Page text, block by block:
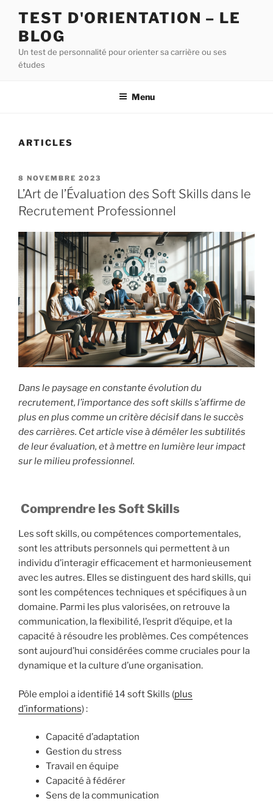
contenu
principal
TEST D'ORIENTATION – LE
BLOG
Un test de personnalité pour orienter sa carrière ou ses
études
Menu
ARTICLES
PUBLIÉ
LE
8 NOVEMBRE 2023
L’Art de l’Évaluation des Soft Skills dans le
Recrutement Professionnel
Dans le paysage en constante évolution du
recrutement, l’importance des soft skills s’affirme de
plus en plus comme un critère décisif dans le succès
des carrières. Cet article vise à démêler les subtilités
de leur évaluation, et à mettre en lumière leur impact
sur le milieu professionnel.
Comprendre les Soft Skills
Les soft skills, ou compétences comportementales,
sont les attributs personnels qui permettent à un
individu d’interagir efficacement et harmonieusement
avec les autres. Elles se distinguent des hard skills, qui
sont les compétences techniques et spécifiques à un
domaine. Parmi les plus valorisées, on retrouve la
communication, la flexibilité, l’esprit d’équipe, et la
capacité à résoudre les problèmes. Ces compétences
sont aujourd’hui considérées comme cruciales pour la
dynamique et la culture d’une organisation.
Pôle emploi a identifié 14 soft Skills (plus
d’informations) :
Capacité d’adaptation
Gestion du stress
Travail en équipe
Capacité à fédérer
Sens de la communication